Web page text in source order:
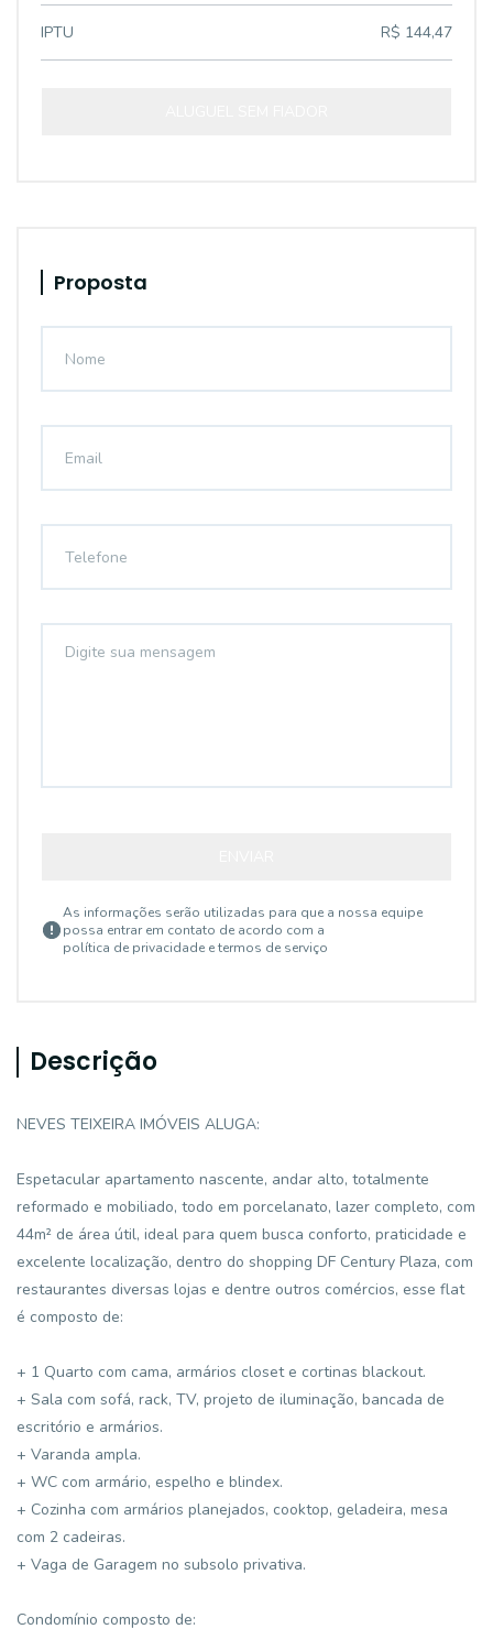
IPTU R$ 144,47
Proposta
As informações serão utilizadas para que a nossa equipe
possa entrar em contato de acordo com a
política de privacidade e termos de serviço
Descrição
NEVES TEIXEIRA IMÓVEIS ALUGA:
Espetacular apartamento nascente, andar alto, totalmente
reformado e mobiliado, todo em porcelanato, lazer completo, com
44m² de área útil, ideal para quem busca conforto, praticidade e
excelente localização, dentro do shopping DF Century Plaza, com
restaurantes diversas lojas e dentre outros comércios, esse flat
é composto de:
+ 1 Quarto com cama, armários closet e cortinas blackout.
+ Sala com sofá, rack, TV, projeto de iluminação, bancada de
escritório e armários.
+ Varanda ampla.
+ WC com armário, espelho e blindex.
+ Cozinha com armários planejados, cooktop, geladeira, mesa
com 2 cadeiras.
+ Vaga de Garagem no subsolo privativa.
Condomínio composto de: